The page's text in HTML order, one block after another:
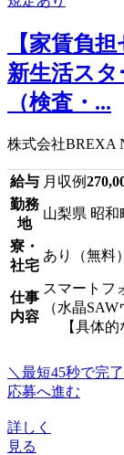
【家賃負
新生活ス
（検査・...
株式会社BREXA
給与 月収例
勤務
地
山梨県 昭和
寮・
社宅
あり（無料）
仕事
内容
スマートフ
（水晶
【具体的
＼最短45秒で完
応募へ進む
詳しく
見る